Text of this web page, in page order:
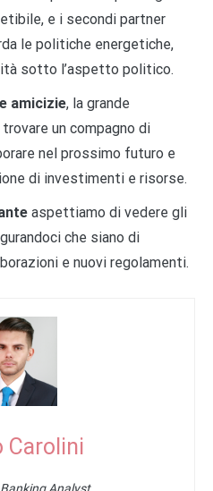
e i secondi partner
le politiche energetiche,
sotto l’aspetto politico.
amicizie, la grande
un compagno di
nel prossimo futuro e
di investimenti e risorse.
aspettiamo di vedere gli
che siano di
e nuovi regolamenti.
Carolini